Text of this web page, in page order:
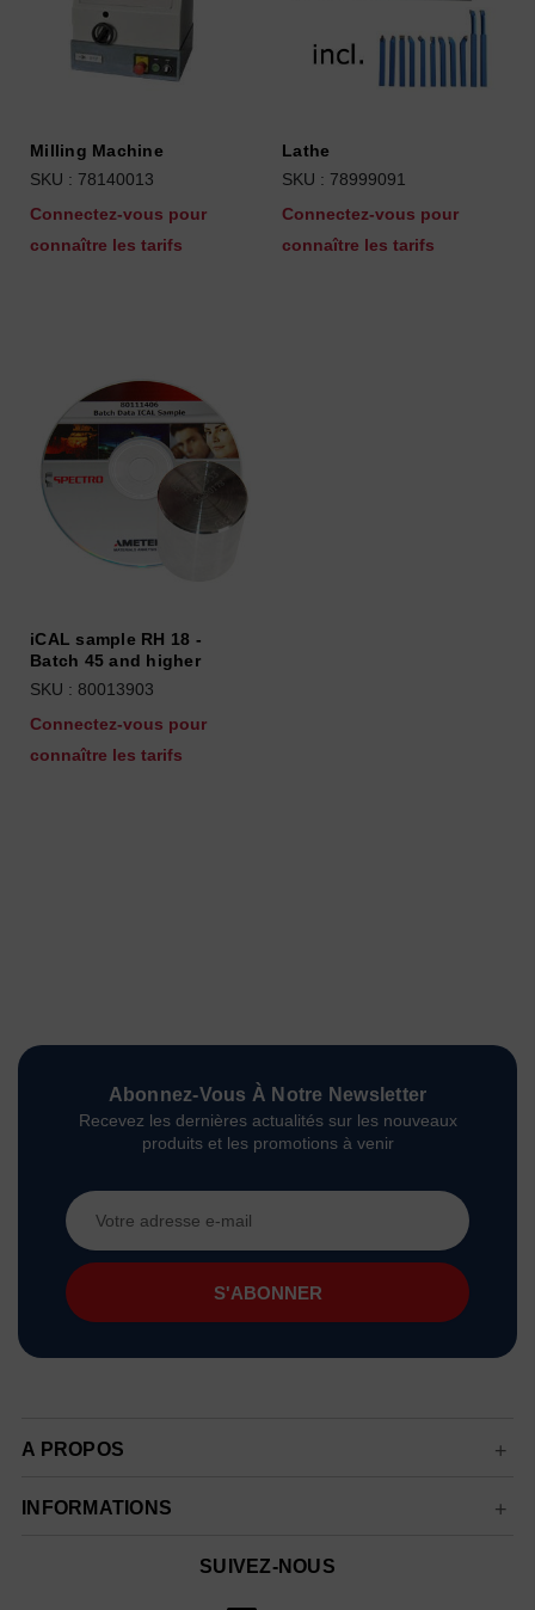
Milling Machine
SKU : 78140013
Connectez-vous pour
connaître les tarifs
Lathe
SKU : 78999091
Connectez-vous pour
connaître les tarifs
iCAL sample RH 18 -
Batch 45 and higher
SKU : 80013903
Connectez-vous pour
connaître les tarifs
Abonnez-Vous À Notre Newsletter
Recevez les dernières actualités sur les nouveaux
produits et les promotions à venir
Adresse
e-
mail
A PROPOS
INFORMATIONS
SUIVEZ-NOUS